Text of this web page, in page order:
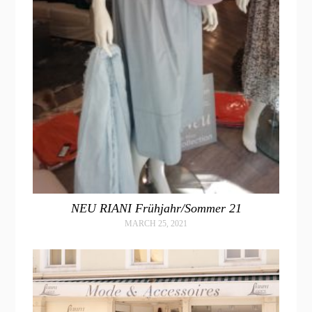
NEU RIANI Frühjahr/Sommer 21
MARCH 25, 2021